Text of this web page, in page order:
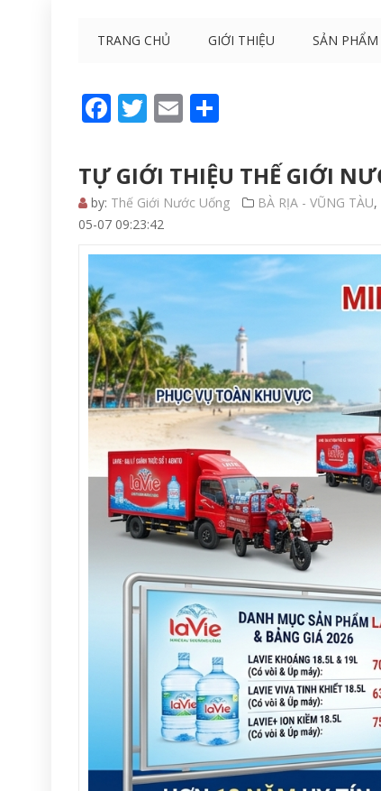
TRANG CHỦ GIỚI THIỆU SẢN PHẨM
Facebook
Twitter
Email
TỰ GIỚI THIỆU THẾ GIỚI
by: Thế Giới Nước Uống BÀ RỊA - VŨNG TÀU,
05-07 09:23:42